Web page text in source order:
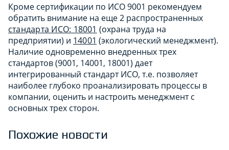
Кроме сертификации по ИСО 9001 рекомендуем
обратить внимание на еще 2 распространенных
стандарта ИСО: 18001 (охрана труда на
предприятии) и 14001 (экологический менеджмент).
Наличие одновременно внедренных трех
стандартов (9001, 14001, 18001) дает
интегрированный стандарт ИСО, т.е. позволяет
наиболее глубоко проанализировать процессы в
компании, оценить и настроить менеджмент с
основных трех сторон.
Похожие новости